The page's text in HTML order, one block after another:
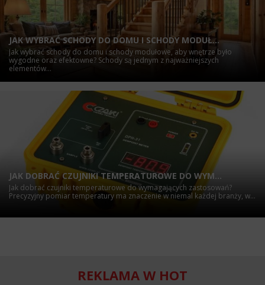
JAK WYBRAĆ SCHODY DO DOMU I SCHODY MODUŁ...
Jak wybrać schody do domu i schody modułowe, aby wnętrze było
wygodne oraz efektowne? Schody są jednym z najważniejszych
elementów...
JAK DOBRAĆ CZUJNIKI TEMPERATUROWE DO WYM...
Jak dobrać czujniki temperaturowe do wymagających zastosowań?
Precyzyjny pomiar temperatury ma znaczenie w niemal każdej branży, w...
REKLAMA W HOT